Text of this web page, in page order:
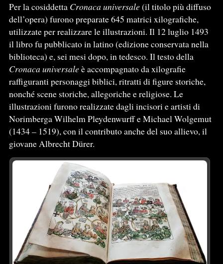
Per la cosiddetta Cronaca universale(il titolo più diffuso
dell’opera) furono preparate 645 matrici xilografiche,
utilizzate per realizzare le illustrazioni. Il 12 luglio 1493
il libro fu pubblicato in latino (edizione conservata nella
biblioteca) e, sei mesi dopo, in tedesco. Il testo della
Cronaca universaleè accompagnato da xilografie
raffiguranti personaggi biblici, ritratti di figure storiche,
nonché scene storiche, allegoriche e religiose. Le
illustrazioni furono realizzate dagli incisori e artisti di
Norimberga Wilhelm Pleydenwurff e Michael Wolgemut
(1434 – 1519), con il contributo anche del suo allievo, il
giovane Albrecht Dürer.